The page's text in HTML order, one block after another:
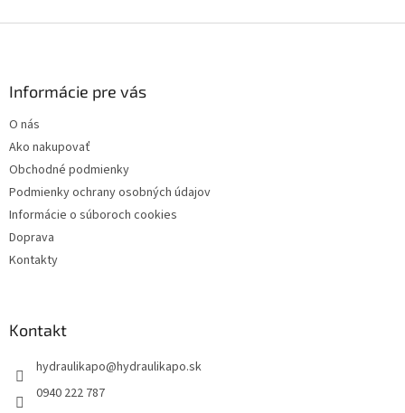
Informácie pre vás
O nás
Ako nakupovať
Obchodné podmienky
Podmienky ochrany osobných údajov
Informácie o súboroch cookies
Doprava
Kontakty
Kontakt
hydraulikapo@hydraulikapo.sk
0940 222 787